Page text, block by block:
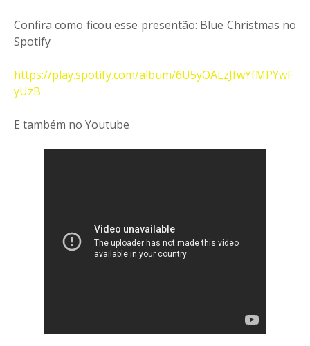
Confira como ficou esse presentão: Blue Christmas no
Spotify
https://play.spotify.com/album/6U5yOALzJfwYfMPYwF
yUzB
E também no Youtube